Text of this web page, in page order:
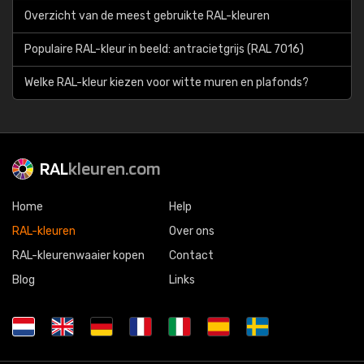
Overzicht van de meest gebruikte RAL-kleuren
Populaire RAL-kleur in beeld: antracietgrijs (RAL 7016)
Welke RAL-kleur kiezen voor witte muren en plafonds?
RALkleuren.com
Home
RAL-kleuren
RAL-kleurenwaaier kopen
Blog
Help
Over ons
Contact
Links